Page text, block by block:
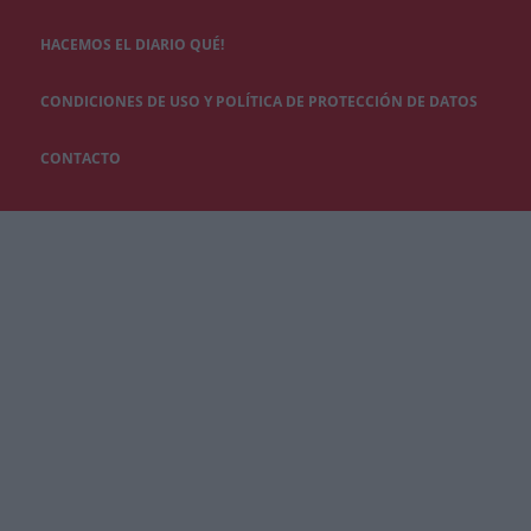
HACEMOS EL DIARIO QUÉ!
CONDICIONES DE USO Y POLÍTICA DE PROTECCIÓN DE DATOS
CONTACTO